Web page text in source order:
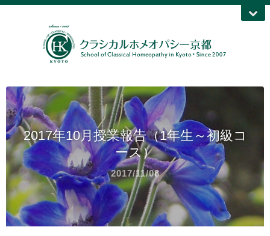
2017年10月授業報告（1年生～初級コ
ース）
2017/11/08